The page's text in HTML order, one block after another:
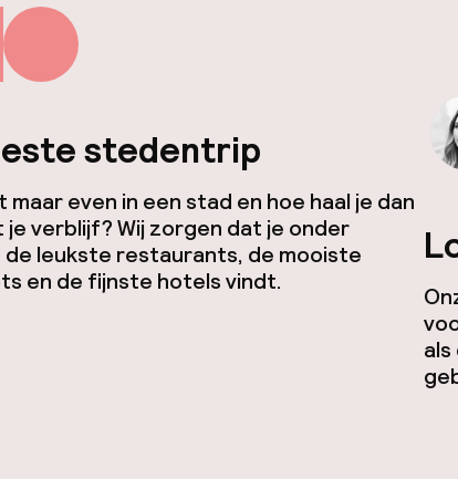
stedentrip
maar even in een stad en hoe haal je dan
je verblijf? Wij zorgen dat je onder
de leukste restaurants, de mooiste
en de fijnste hotels vindt.